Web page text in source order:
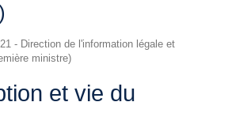
- Direction de l'information légale et
ministre)
et vie du